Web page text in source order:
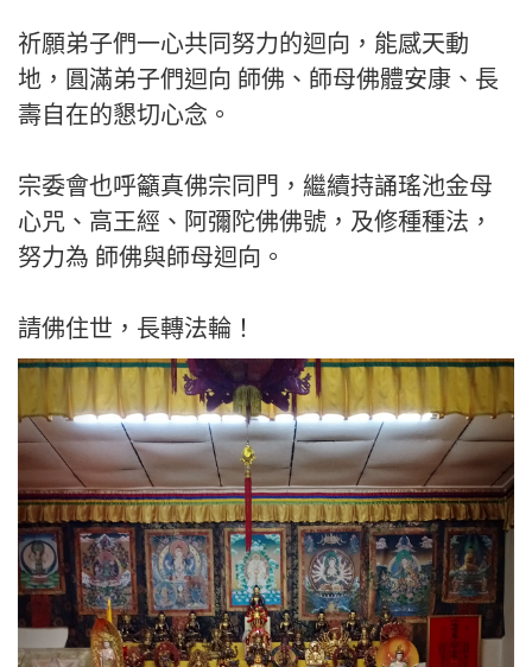
祈願弟子們一心共同努力的迴向，能感天動
地，圓滿弟子們迴向 師佛、師母佛體安康、長
壽自在的懇切心念。
宗委會也呼籲真佛宗同門，繼續持誦瑤池金母
心咒、高王經、阿彌陀佛佛號，及修種種法，
努力為 師佛與師母迴向。
請佛住世，長轉法輪！